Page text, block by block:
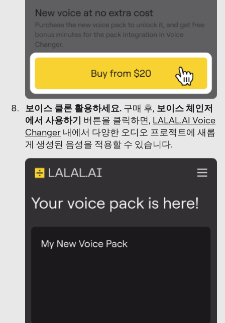
보이스 클론 활용하세요. 구매 후, 보이스 체인저
에서 사용하기 버튼을 클릭하면, LALAL.AI Voice
Changer 내에서 다양한 오디오 프로젝트에 새롭
게 생성된 음성을 적용할 수 있습니다.